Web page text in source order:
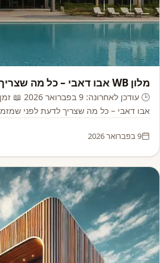
מלון WB אבו דאבי – כל מה שצריך לדעת לפני שמזמינים
אבו דאבי – כל מה שצריך לדעת לפני
9 בפברואר 2026